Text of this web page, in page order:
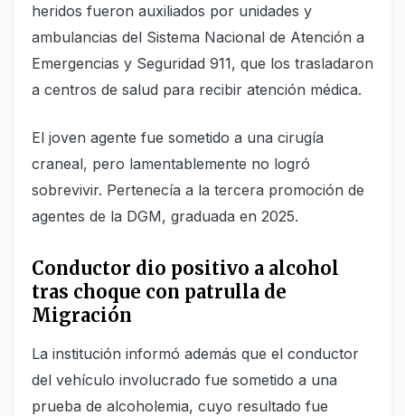
heridos fueron auxiliados por unidades y
ambulancias del Sistema Nacional de Atención a
Emergencias y Seguridad 911, que los trasladaron
a centros de salud para recibir atención médica.
El joven agente fue sometido a una cirugía
craneal, pero lamentablemente no logró
sobrevivir. Pertenecía a la tercera promoción de
agentes de la DGM, graduada en 2025.
Conductor dio positivo a alcohol
tras choque con patrulla de
Migración
La institución informó además que el conductor
del vehículo involucrado fue sometido a una
prueba de alcoholemia, cuyo resultado fue